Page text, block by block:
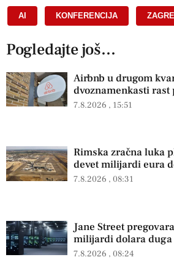
AI KONFERENCIJA
Pogledajte još...
Airbnb u drugom
dvoznamenkasti rast
7.8.2026 15:51
Rimska zračna luka
devet milijardi eura
7.8.2026 08:31
Jane Street
milijardi dolara duga
7.8.2026 08:24